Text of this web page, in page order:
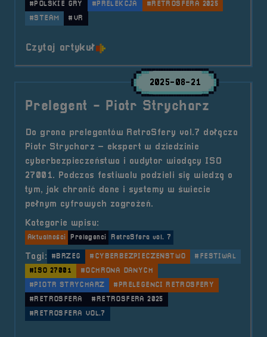
#POLSKIE GRY
#PRELEKCJA
#RETROSFERA 2025
#STEAM
#VR
Czytaj artykuło tytule Prelekcja &#8211;
2025-08-21
Prelegent - Piotr Strycharz
Do grona prelegentów RetroSfery vol.7 dołącza
Piotr Strycharz – ekspert w dziedzinie
cyberbezpieczeństwa i audytor wiodący ISO
27001. Podczas festiwalu podzieli się wiedzą o
tym, jak chronić dane i systemy w świecie
pełnym cyfrowych zagrożeń.
Kategorie wpisu:
Aktualności Prelegenci RetroSfera vol. 7
Tagi: #BRZEG #CYBERBEZPIECZEŃSTWO
#FESTIWAL
#ISO 27001
#OCHRONA DANYCH
#PIOTR STRYCHARZ
#PRELEGENCI RETROSFERY
#RETROSFERA
#RETROSFERA 2025
#RETROSFERA VOL.7